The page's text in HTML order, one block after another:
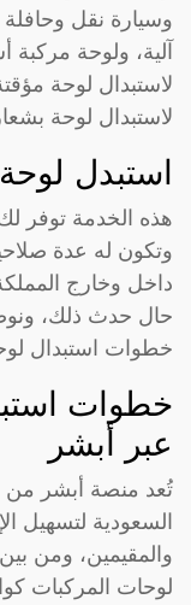
وسيارة نقل
لاستبدال لوحة
استبدل
هذه الخدمة توفر
وتكون له عدة
داخل وخارج
حال حدث ذلك،
خطوات استبدال
خطوات
عبر أبشر
تُعد منصة أبشر من
السعودية لتسهيل
والمقيمين، ومن
لوحات المركبات